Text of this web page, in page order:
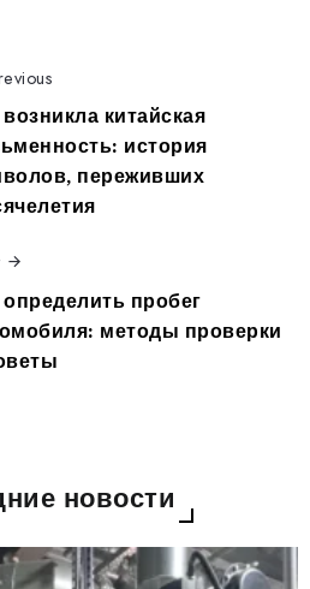
возникла китайская
история
переживших
определить пробег
методы проверки
новости